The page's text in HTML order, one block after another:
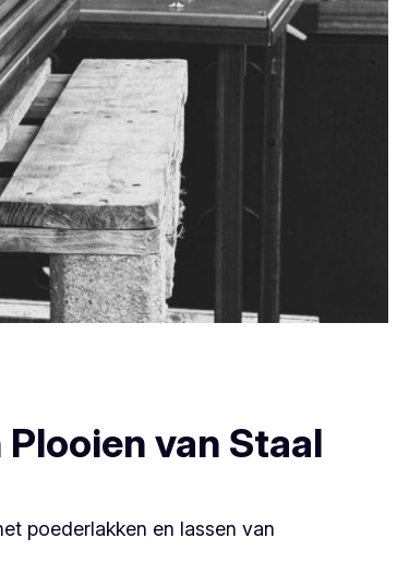
van Staal
poederlakken en lassen van